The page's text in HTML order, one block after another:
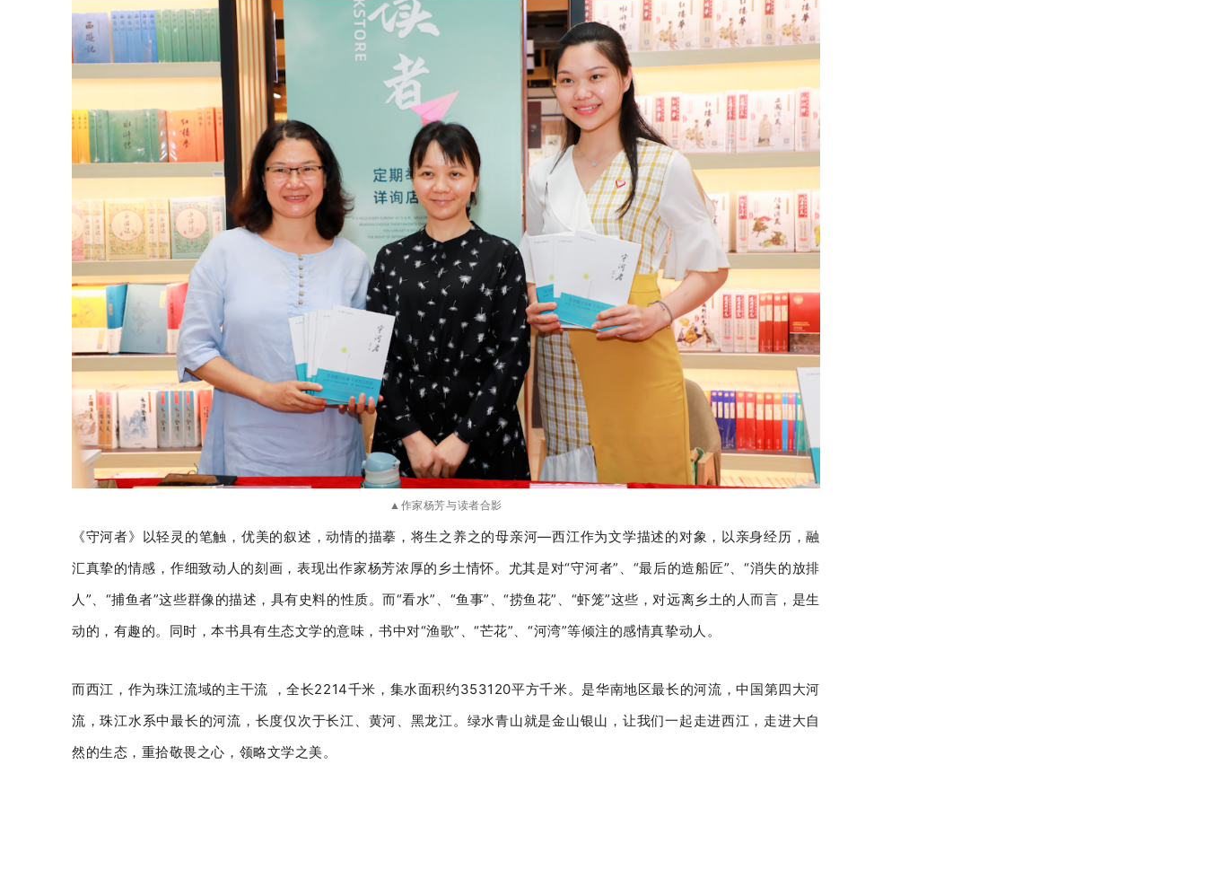
▲作家杨芳与读者合影
《守河者》以轻灵的笔触，优美的叙述，动情的描摹，将生之养之的母亲河—西江作为文学描述的对象，以亲身经历，融
汇真挚的情感，作细致动人的刻画，表现出作家杨芳浓厚的乡土情怀。尤其是对“守河者”、“最后的造船匠”、“消失的放排
人”、“捕鱼者”这些群像的描述，具有史料的性质。而“看水”、“鱼事”、“捞鱼花”、“虾笼”这些，对远离乡土的人而言，是生
动的，有趣的。同时，本书具有生态文学的意味，书中对“渔歌”、“芒花”、“河湾”等倾注的感情真挚动人。
而西江，作为珠江流域的主干流 ，全长2214千米，集水面积约353120平方千米。是华南地区最长的河流，中国第四大河
流，珠江水系中最长的河流，长度仅次于长江、黄河、黑龙江。绿水青山就是金山银山，让我们一起走进西江，走进大自
然的生态，重拾敬畏之心，领略文学之美。